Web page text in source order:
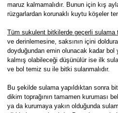
maruz kalmamalıdır. Bunun için kış
rüzgarlardan korunaklı kuytu köşeler
Tüm sukulent bitkilerde geçerli sulama
ve derinlemesine, saksının içini
doyduğundan emin olunacak kadar bol
kalmış olabileceği düşünülür ise ilk
ve bol temiz su ile bitki sulanmalıdır.
Bu şekilde sulama yapıldıktan sonra
dikim toprağının tamamen kuruması
ya da kurumaya yakın olduğunda